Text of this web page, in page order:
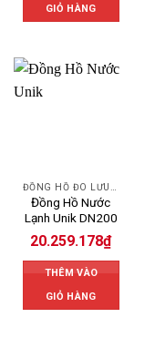
GIỎ HÀNG
Đồng Hồ Nước
Lạnh Unik DN200
20.259.178₫
THÊM VÀO
GIỎ HÀNG